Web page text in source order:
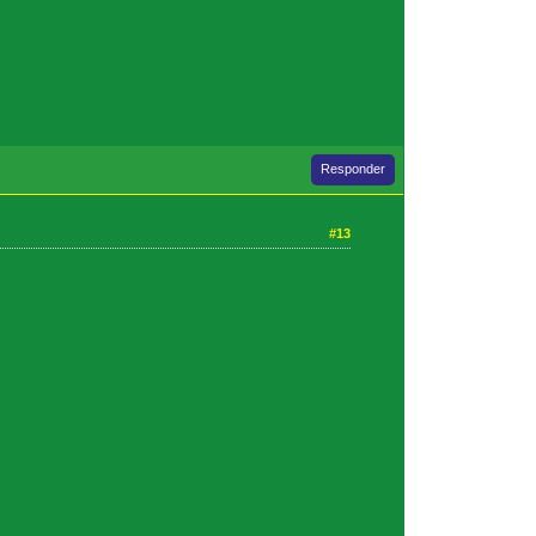
Responder
#13